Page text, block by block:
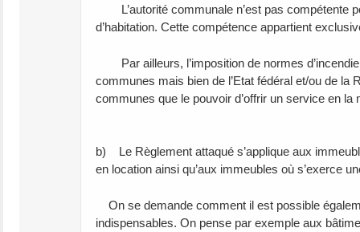
L’autorité communale n’est pas compétente
d’habitation. Cette compétence appartient
Par ailleurs, l’imposition de normes d’incendie
communes mais bien de l’Etat fédéral et/ou de la
communes que le pouvoir d’offrir un service en
b) Le Règlement attaqué s’applique aux
en location ainsi qu’aux immeubles où s’exerce
On se demande comment il est possible
indispensables. On pense par exemple aux